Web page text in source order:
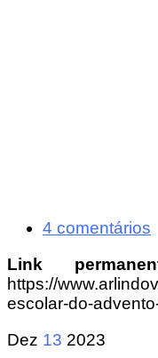
4 comentários
Link
https://
escolar-do-
Dez 13 2023